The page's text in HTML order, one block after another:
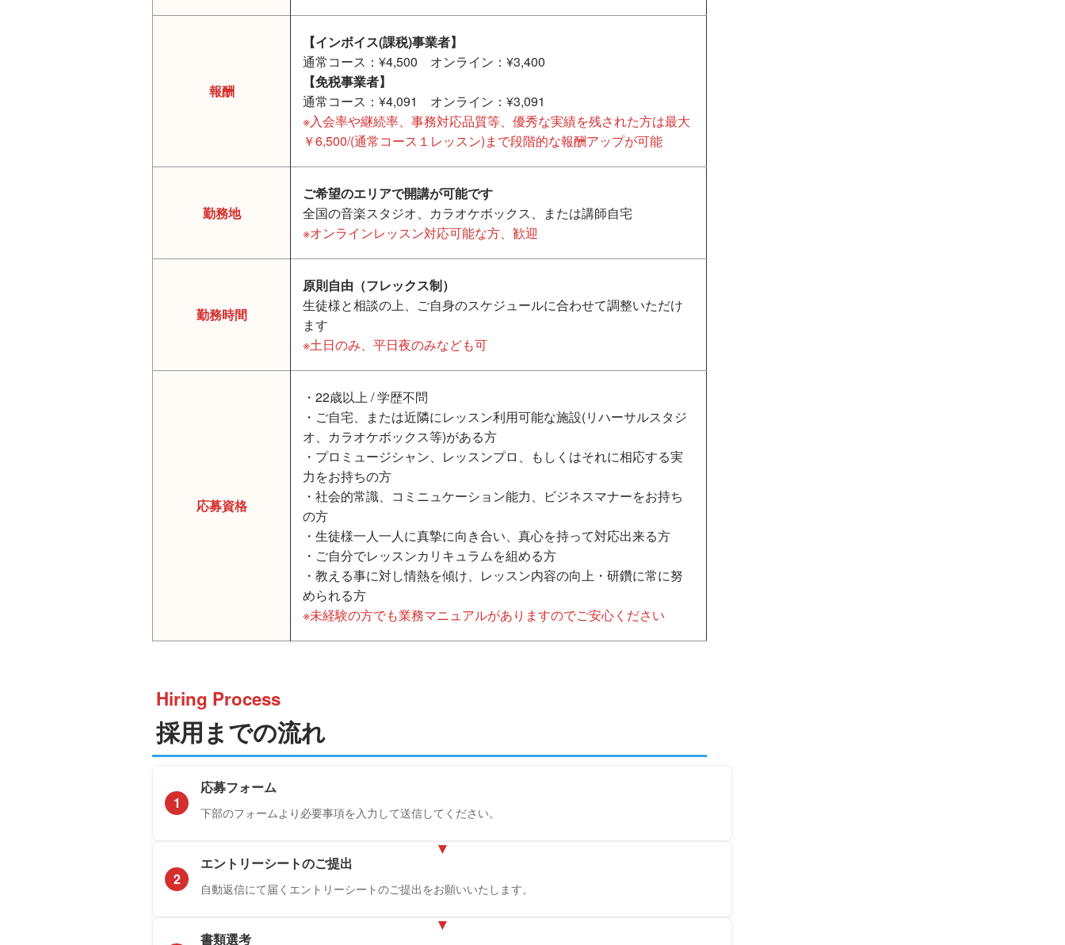
報酬
【インボイス(課税)事業者】
通常コース：¥4,500 オンライン：¥3,400
【免税事業者】
通常コース：¥4,091 オンライン：¥3,091
※入会率や継続率、事務対応品質等、優秀な実績を残された方は最大
￥6,500/(通常コース１レッスン)まで段階的な報酬アップが可能
勤務地
ご希望のエリアで開講が可能です
全国の音楽スタジオ、カラオケボックス、または講師自宅
※オンラインレッスン対応可能な方、歓迎
勤務時間
原則自由（フレックス制）
生徒様と相談の上、ご自身のスケジュールに合わせて調整いただけ
ます
※土日のみ、平日夜のみなども可
応募資格
・22歳以上 / 学歴不問
・ご自宅、または近隣にレッスン利用可能な施設(リハーサルスタジ
オ、カラオケボックス等)がある方
・プロミュージシャン、レッスンプロ、もしくはそれに相応する実
力をお持ちの方
・社会的常識、コミニュケーション能力、ビジネスマナーをお持ち
の方
・生徒様一人一人に真摯に向き合い、真心を持って対応出来る方
・ご自分でレッスンカリキュラムを組める方
・教える事に対し情熱を傾け、レッスン内容の向上・研鑽に常に努
められる方
※未経験の方でも業務マニュアルがありますのでご安心ください
Hiring Process
採用までの流れ
1
応募フォーム
下部のフォームより必要事項を入力して送信してください。
2
エントリーシートのご提出
自動返信にて届くエントリーシートのご提出をお願いいたします。
書類選考